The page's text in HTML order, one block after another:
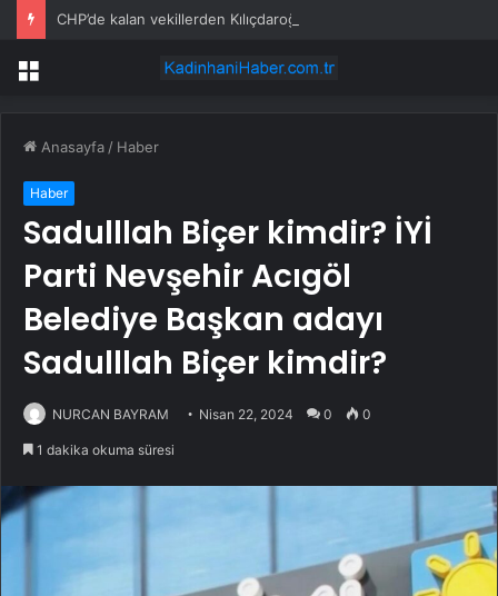
CHP’de kalan vekillerden Kılıçdaroğlu’na gövde gösterisi!
Menü
Anasayfa / Haber
Haber
Sadulllah Biçer kimdir? İYİ
Parti Nevşehir Acıgöl
Belediye Başkan adayı
Sadulllah Biçer kimdir?
NURCAN BAYRAM Nisan 22, 2024 0 0
1 dakika okuma süresi